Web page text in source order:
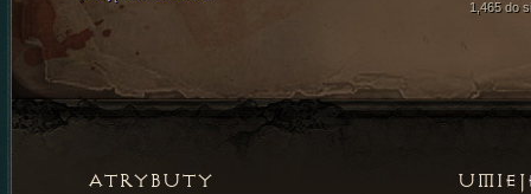
1,465 do
ATRYBUTY